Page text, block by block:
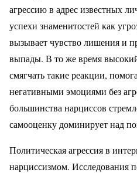
агрессию в адрес известных
успехи знаменитостей как
вызывает чувство лишения и
выпады. В то же время
смягчать такие реакции,
негативными эмоциями без
большинства нарциссов
самооценку доминирует над
Политическая агрессия в
нарциссизмом. Исследования